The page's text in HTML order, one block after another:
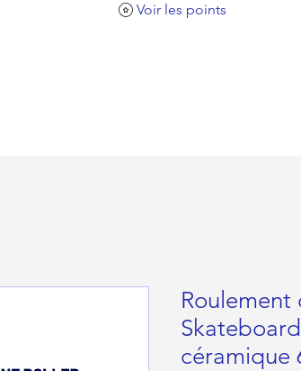
Voir les points
Roulement
céramique